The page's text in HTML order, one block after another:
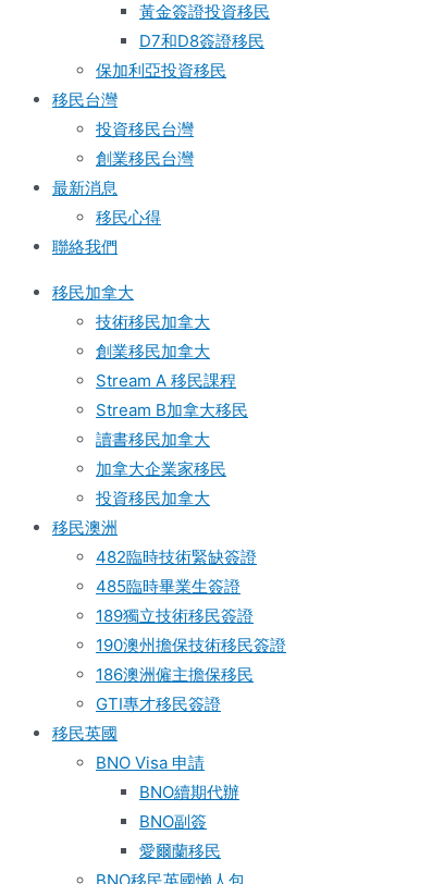
黃金簽證投資移民
D7和D8簽證移民
保加利亞投資移民
移民台灣
投資移民台灣
創業移民台灣
最新消息
移民心得
聯絡我們
移民加拿大
技術移民加拿大
創業移民加拿大
Stream A 移民課程
Stream B加拿大移民
讀書移民加拿大
加拿大企業家移民
投資移民加拿大
移民澳洲
482臨時技術緊缺簽證
485臨時畢業生簽證
189獨立技術移民簽證
190澳州擔保技術移民簽證
186澳洲僱主擔保移民
GTI專才移民簽證
移民英國
BNO Visa 申請
BNO續期代辦
BNO副簽
愛爾蘭移民